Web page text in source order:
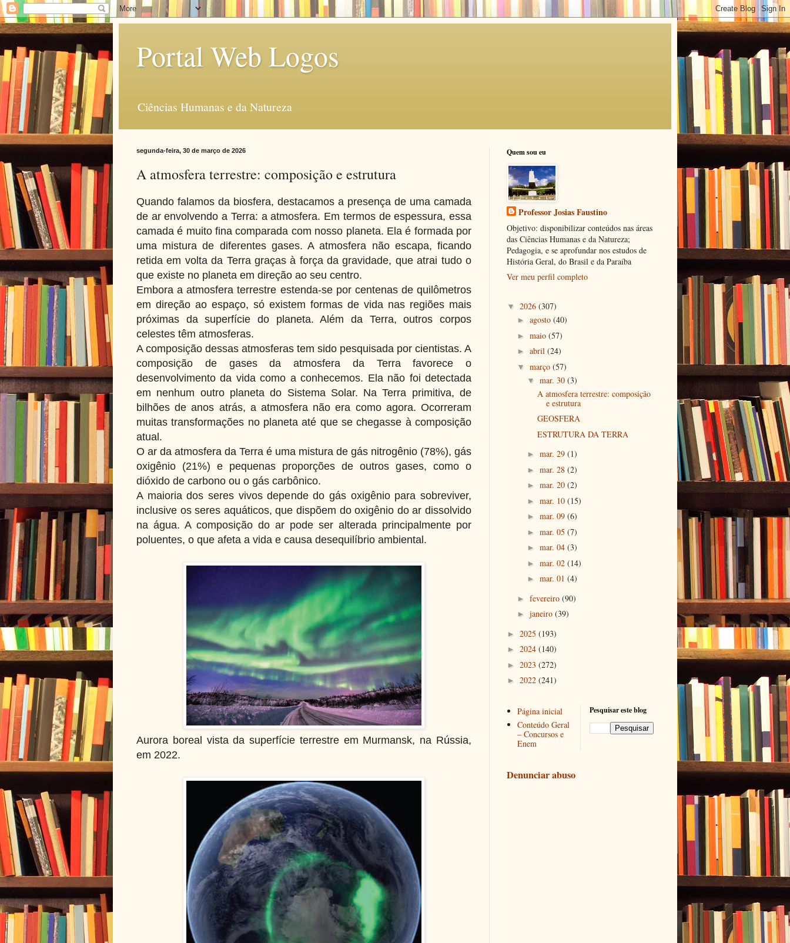
Portal Web Logos
Ciências Humanas e da Natureza
segunda-feira, 30 de março de 2026
A atmosfera terrestre: composição e estrutura
Quando falamos da biosfera, destacamos a presença de uma camada
de ar envolvendo a Terra: a atmosfera. Em termos de espessura, essa
camada é muito fina comparada com nosso planeta. Ela é formada por
uma mistura de diferentes gases. A atmosfera não escapa, ficando
retida em volta da Terra graças à força da gravidade, que atrai tudo o
que existe no planeta em direção ao seu centro.
Embora a atmosfera terrestre estenda-se por centenas de quilômetros
em direção ao espaço, só existem formas de vida nas regiões mais
próximas da superfície do planeta. Além da Terra, outros corpos
celestes têm atmosferas.
A composição dessas atmosferas tem sido pesquisada por cientistas. A
composição de gases da atmosfera da Terra favorece o
desenvolvimento da vida como a conhecemos. Ela não foi detectada
em nenhum outro planeta do Sistema Solar. Na Terra primitiva, de
bilhões de anos atrás, a atmosfera não era como agora. Ocorreram
muitas transformações no planeta até que se chegasse à composição
atual.
O ar da atmosfera da Terra é uma mistura de gás nitrogênio (78%), gás
oxigênio (21%) e pequenas proporções de outros gases, como o
dióxido de carbono ou o gás carbônico.
A maioria dos seres vivos depende do gás oxigênio para sobreviver,
inclusive os seres aquáticos, que dispõem do oxigênio do ar dissolvido
na água. A composição do ar pode ser alterada principalmente por
poluentes, o que afeta a vida e causa desequilíbrio ambiental.
Aurora boreal vista da superfície terrestre em Murmansk, na Rússia,
em 2022.
Quem sou eu
Professor Josias Faustino
Objetivo: disponibilizar conteúdos nas áreas
das Ciências Humanas e da Natureza;
Pedagogia, e se aprofundar nos estudos de
História Geral, do Brasil e da Paraíba
Ver meu perfil completo
▼ 2026 (307)
► agosto (40)
► maio (57)
► abril (24)
▼ março (57)
▼ mar. 30 (3)
A atmosfera terrestre: composição
e estrutura
GEOSFERA
ESTRUTURA DA TERRA
► mar. 29 (1)
► mar. 28 (2)
► mar. 20 (2)
► mar. 10 (15)
► mar. 09 (6)
► mar. 05 (7)
► mar. 04 (3)
► mar. 02 (14)
► mar. 01 (4)
► fevereiro (90)
► janeiro (39)
► 2025 (193)
► 2024 (140)
► 2023 (272)
► 2022 (241)
Página inicial
Conteúdo Geral
– Concursos e
Enem
Pesquisar este blog
Denunciar abuso